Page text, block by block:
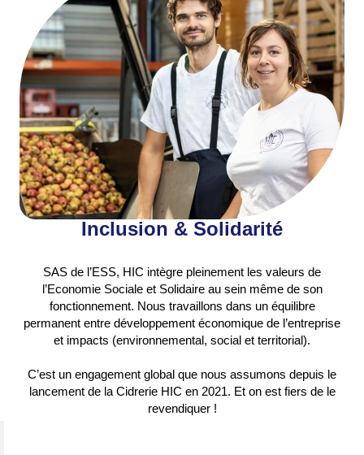
Inclusion & Solidarité
SAS de l’ESS, HIC intègre pleinement les valeurs de
l’Economie Sociale et Solidaire au sein même de son
fonctionnement. Nous travaillons dans un équilibre
permanent entre développement économique de l’entreprise
et impacts (environnemental, social et territorial).
C’est un engagement global que nous assumons depuis le
lancement de la Cidrerie HIC en 2021. Et on est fiers de le
revendiquer !